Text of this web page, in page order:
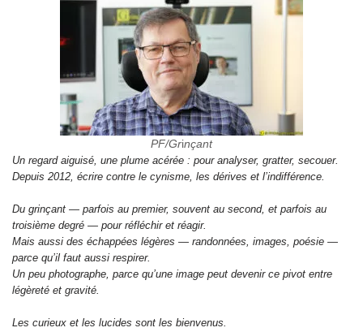
PF/Grinçant
Un regard aiguisé, une plume acérée : pour analyser, gratter, secouer.
Depuis 2012, écrire contre le cynisme, les dérives et l’indifférence.
Du grinçant — parfois au premier, souvent au second, et parfois au
troisième degré — pour réfléchir et réagir.
Mais aussi des échappées légères — randonnées, images, poésie —
parce qu’il faut aussi respirer.
Un peu photographe, parce qu’une image peut devenir ce pivot entre
légèreté et gravité.
Les curieux et les lucides sont les bienvenus.